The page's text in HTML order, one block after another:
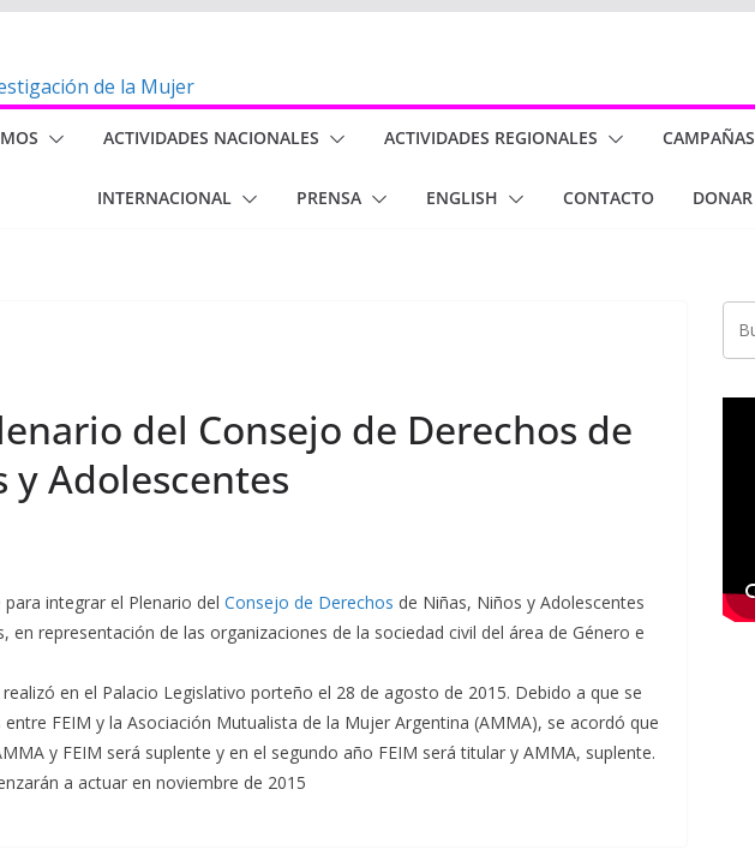
ACTIVIDADES NACIONALES ACTIVIDADES REGIONALES CAMPAÑAS
INTERNACIONAL PRENSA ENGLISH CONTACTO DONAR
del Consejo de Derechos de
y Adolescentes
integrar el Plenario del Consejo de Derechos de Niñas, Niños y Adolescentes
en representación de las organizaciones de la sociedad civil del área de Género e
en el Palacio Legislativo porteño el 28 de agosto de 2015. Debido a que se
FEIM y la Asociación Mutualista de la Mujer Argentina (AMMA), se acordó que
y FEIM será suplente y en el segundo año FEIM será titular y AMMA, suplente.
a actuar en noviembre de 2015